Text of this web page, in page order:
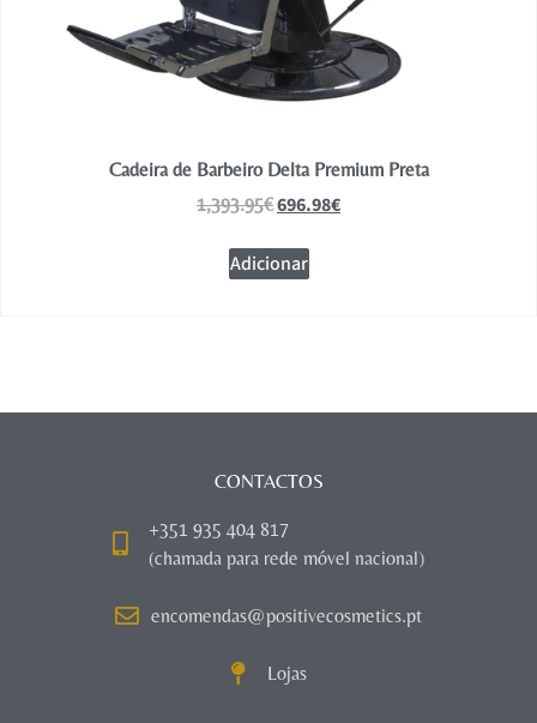
Cadeira de Barbeiro Delta Premium Preta
1,393.95€696.98€
Adicionar
CONTACTOS
+351 935 404 817
(chamada para rede móvel nacional)
encomendas@positivecosmetics.pt
Lojas